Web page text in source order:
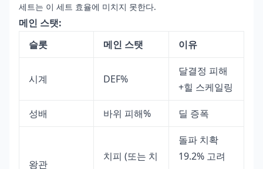
세트는 이 세트 효율에 미치지 못한다.
메인 스탯:
슬롯
메인 스탯 이유
시계 DEF%
달결정 피해
+힐 스케일링
성배 바위 피해% 딜 증폭
왕관
치피 (또는 치
돌파 치확
19.2% 고려